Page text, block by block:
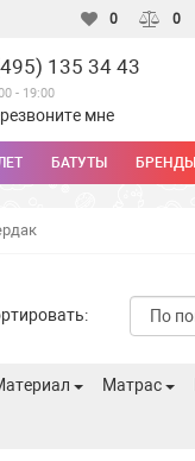
0 0
135 34 43
- 19:00
мне
БАТУТЫ БРЕНДЫ
Матрас